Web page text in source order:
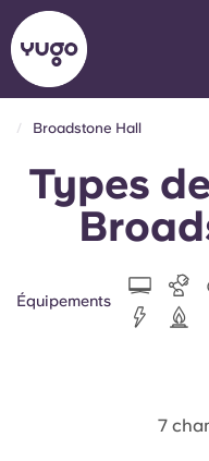
À propos
Lieux
Plus
English
English
Chinese
Broadstone Hall
Types
Équipements
7